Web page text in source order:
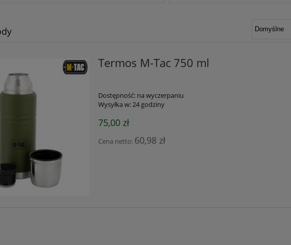
Termos M-Tac 750 ml
Dostępność: na wyczerpaniu
Wysyłka w: 24 godziny
75,00 zł
Cena netto: 60,98 zł